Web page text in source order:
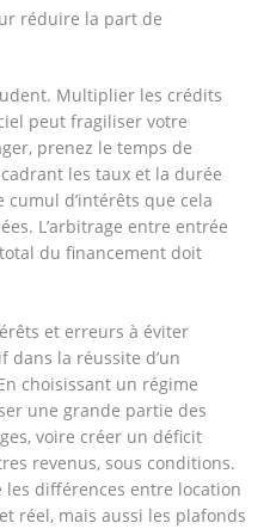
réduire la part de
Multiplier les crédits
peut fragiliser votre
prenez le temps de
les taux et la durée
cumul d’intérêts que cela
L’arbitrage entre entrée
du financement doit
et erreurs à éviter
dans la réussite d’un
choisissant un régime
une grande partie des
voire créer un déficit
revenus, sous conditions.
les différences entre location
réel, mais aussi les plafonds